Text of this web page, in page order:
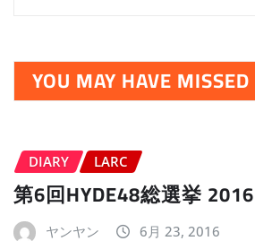
YOU MAY HAVE MISSED
DIARY LARC
第6回HYDE48総選挙
ヤンヤン 6月 23, 2016